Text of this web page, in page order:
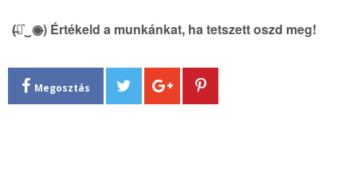
(̶◉͛‿◉̶) Értékeld a munkánkat, ha tetszett oszd meg!
Megosztás